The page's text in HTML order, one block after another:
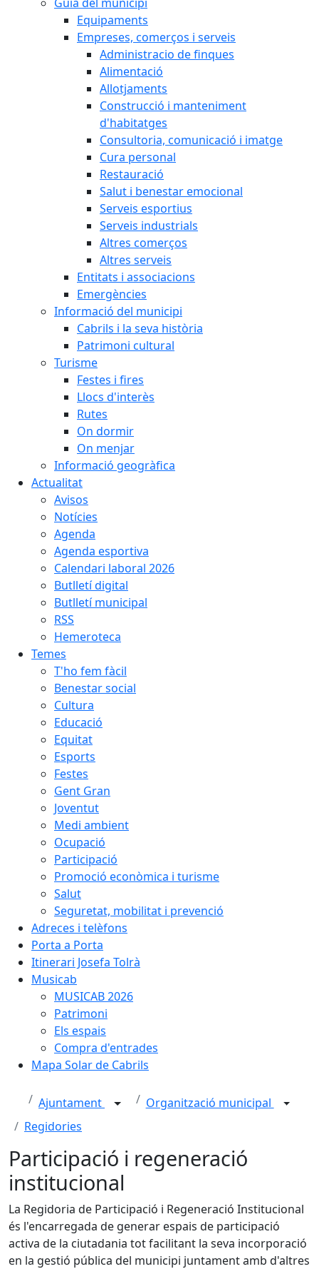
Equipaments
Empreses, comerços i serveis
Administracio de finques
Alimentació
Allotjaments
Construcció i manteniment
d'habitatges
Consultoria, comunicació i imatge
Cura personal
Restauració
Salut i benestar emocional
Serveis esportius
Serveis industrials
Altres comerços
Altres serveis
Entitats i associacions
Emergències
Informació del municipi
Cabrils i la seva història
Patrimoni cultural
Turisme
Festes i fires
Llocs d'interès
Rutes
On dormir
On menjar
Informació geogràfica
Actualitat
Avisos
Notícies
Agenda
Agenda esportiva
Calendari laboral 2026
Butlletí digital
Butlletí municipal
RSS
Hemeroteca
Temes
T'ho fem fàcil
Benestar social
Cultura
Educació
Equitat
Esports
Festes
Gent Gran
Joventut
Medi ambient
Ocupació
Participació
Promoció econòmica i turisme
Salut
Seguretat, mobilitat i prevenció
Adreces i telèfons
Porta a Porta
Itinerari Josefa Tolrà
Musicab
MUSICAB 2026
Patrimoni
Els espais
Compra d'entrades
Mapa Solar de Cabrils
Ajuntament
Organització municipal
Regidories
Participació i regeneració
institucional
La Regidoria de Participació i Regeneració Institucional
és l'encarregada de generar espais de participació
activa de la ciutadania tot facilitant la seva incorporació
en la gestió pública del municipi juntament amb d'altres